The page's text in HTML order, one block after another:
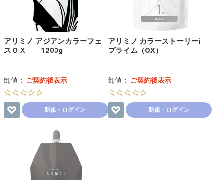
アリミノ アジアンカラーフェ
スＯＸ 1200g
卸値： ご契約後表示
☆☆☆☆☆
新規・ログイン
アリミノ カラーストーリーi
プライム（OX）
卸値： ご契約後表示
☆☆☆☆☆
新規・ログイン